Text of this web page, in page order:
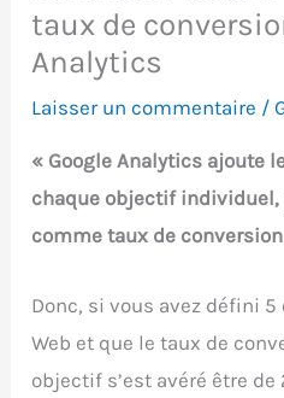
taux de
Analytics
Laisser un commentaire /
« Google Analytics ajoute
chaque objectif
comme taux de
Donc, si vous avez défini
Web et que le taux de
objectif s’est avéré être de